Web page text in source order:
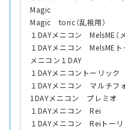
Magic
Magic toric（乱視用）
１DAYメニコン MelsME（
１DAYメニコン MelsMEト
メニコン１DAY
１DAYメニコントーリック
１DAYメニコン マルチフ
1DAYメニコン プレミオ
１DAYメニコン Rei
１DAYメニコン Reiトーリ